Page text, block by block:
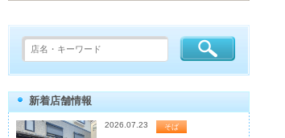
新着店舗情報
2026.07.23 そば